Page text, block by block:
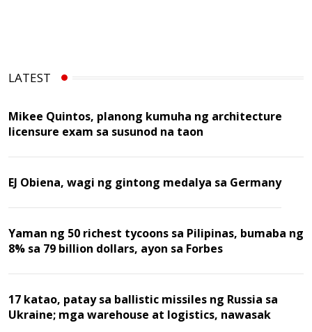
LATEST
Mikee Quintos, planong kumuha ng architecture
licensure exam sa susunod na taon
EJ Obiena, wagi ng gintong medalya sa Germany
Yaman ng 50 richest tycoons sa Pilipinas, bumaba ng
8% sa 79 billion dollars, ayon sa Forbes
17 katao, patay sa ballistic missiles ng Russia sa
Ukraine; mga warehouse at logistics, nawasak